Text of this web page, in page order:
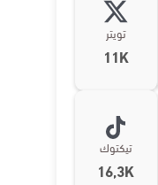
تويتر
11K
تيكتوك
16,3K